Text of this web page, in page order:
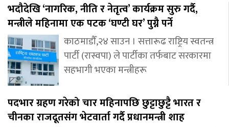
भदौदेखि ‘नागरिक, नीति र नेतृत्व’ कार्यक्रम सुरु गर्दै,
मन्त्रीले महिनामा एक पटक ‘घण्टी घर’ पुग्नै पर्ने
काठमाडौँ,२४ साउन । सत्तारूढ राष्ट्रिय स्वतन्त्र
पार्टी (रास्वपा) ले पार्टीका तर्फबाट सरकारमा
सहभागी भएका मन्त्रीहरू
पदभार ग्रहण गरेको चार महिनापछि छुट्टाछुट्टै भारत र
चीनका राजदूतसंग भेटवार्ता गर्दै प्रधानमन्त्री शाह